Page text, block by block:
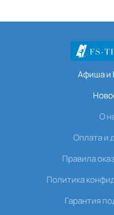
Афиша и
О
Оплата и
Правила
Политика
Гарантия